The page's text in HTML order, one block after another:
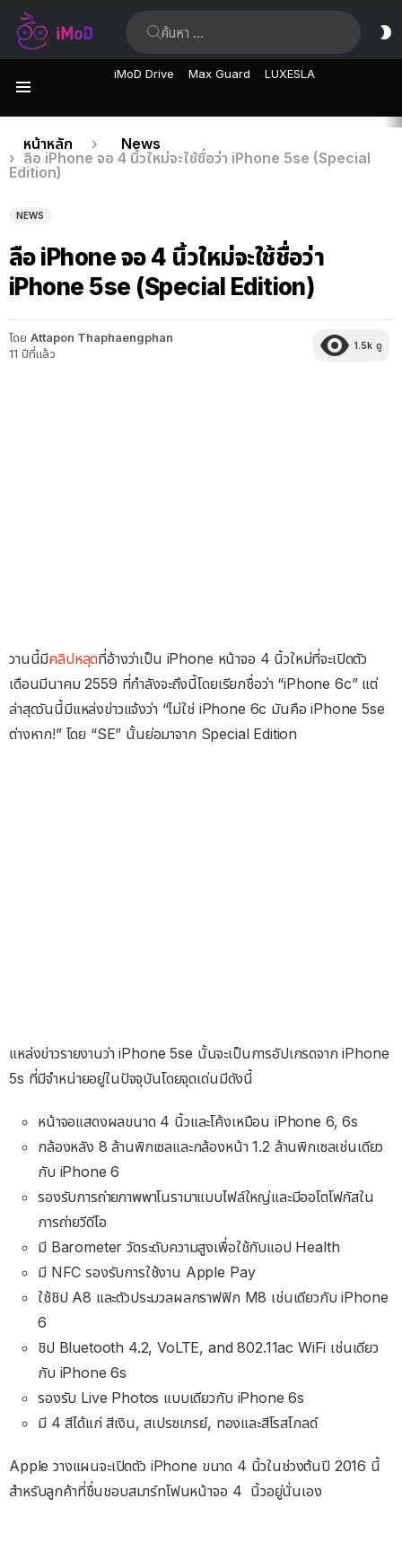
iMoD Drive Max Guard LUXESLA
เรื่อง
ล่าสุด
คุณอยู่ที่นี่:
หน้าหลัก
News
ลือ iPhone จอ 4 นิ้วใหม่จะใช้ชื่อว่า iPhone 5se (Special
Edition)
NEWS
ลือ iPhone จอ 4 นิ้วใหม่จะใช้ชื่อว่า
iPhone 5se (Special Edition)
โดย Attapon Thaphaengphan
11 ปีที่แล้ว
1.5k ดู
วานนี้มีคลิปหลุดที่อ้างว่าเป็น iPhone หน้าจอ 4 นิ้วใหม่ที่จะเปิดตัว
เดือนมีนาคม 2559 ที่กำลังจะถึงนี้โดยเรียกชื่อว่า “iPhone 6c” แต่
ล่าสุดวันนี้มีแหล่งข่าวแจ้งว่า “ไม่ใช่ iPhone 6c มันคือ iPhone 5se
ต่างหาก!” โดย “SE” นั้นย่อมาจาก Special Edition
แหล่งข่าวรายงานว่า iPhone 5se นั้นจะเป็นการอัปเกรดจาก iPhone
5s ที่มีจำหน่ายอยู่ในปัจจุบันโดยจุดเด่นมีดังนี้
หน้าจอแสดงผลขนาด 4 นิ้วและโค้งเหมือน iPhone 6, 6s
กล้องหลัง 8 ล้านพิกเซลและกล้องหน้า 1.2 ล้านพิกเซลเช่นเดียว
กับ iPhone 6
รองรับการถ่ายภาพพาโนรามาแบบไฟล์ใหญ่และมีออโตโฟกัสใน
การถ่ายวีดีโอ
มี Barometer วัดระดับความสูงเพื่อใช้กับแอป Health
มี NFC รองรับการใช้งาน Apple Pay
ใช้ชิป A8 และตัวประมวลผลกราฟฟิก M8 เช่นเดียวกับ iPhone
6
ชิป Bluetooth 4.2, VoLTE, and 802.11ac WiFi เช่นเดียว
กับ iPhone 6s
รองรับ Live Photos แบบเดียวกับ iPhone 6s
มี 4 สีได้แก่ สีเงิน, สเปรซเกรย์, ทองและสีโรสโกลด์
Apple วางแผนจะเปิดตัว iPhone ขนาด 4 นิ้วในช่วงต้นปี 2016 นี้
สำหรับลูกค้าที่ชื่นชอบสมาร์ทโฟนหน้าจอ 4 นิ้วอยู่นั่นเอง